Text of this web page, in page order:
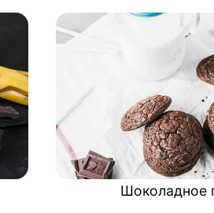
Шоколадное